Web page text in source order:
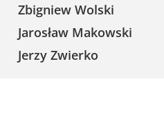
Zbigniew Wolski
Jarosław Makowski
Jerzy Zwierko